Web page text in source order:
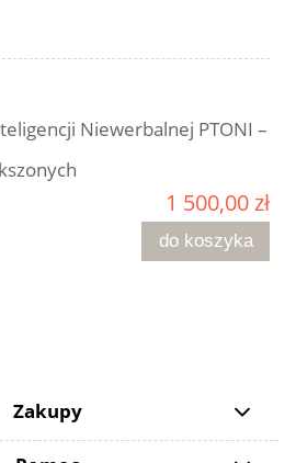
Niewerbalnej PTONI –
1 500,00 zł
do koszyka
Zakupy